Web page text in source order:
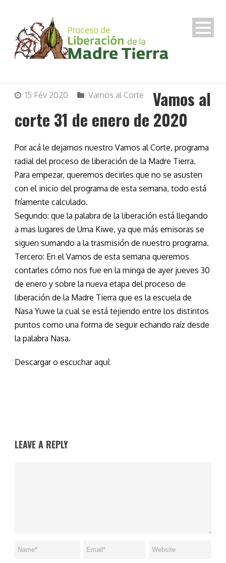
15 Fév 2020 Vamos al Corte
Vamos al
corte 31 de enero de 2020
Por acá le dejamos nuestro Vamos al Corte, programa
radial del proceso de liberación de la Madre Tierra.
Para empezar, queremos decirles que no se asusten
con el inicio del programa de esta semana, todo está
fríamente calculado.
Segundo: que la palabra de la liberación está llegando
a mas lugares de Uma Kiwe, ya que más emisoras se
siguen sumando a la trasmisión de nuestro programa.
Tercero: En el Vamos de esta semana queremos
contarles cómo nos fue en la minga de ayer jueves 30
de enero y sobre la nueva etapa del proceso de
liberación de la Madre Tierra que es la escuela de
Nasa Yuwe la cual se está tejiendo entre los distintos
puntos como una forma de seguir echando raíz desde
la palabra Nasa.
Descargar o escuchar aquí:
LEAVE A REPLY